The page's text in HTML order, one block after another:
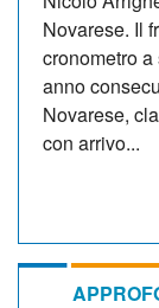
Novarese. Il
cronometro
anno
Novarese,
con arrivo...